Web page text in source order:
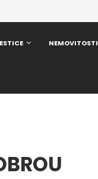
NEMOVITOSTI